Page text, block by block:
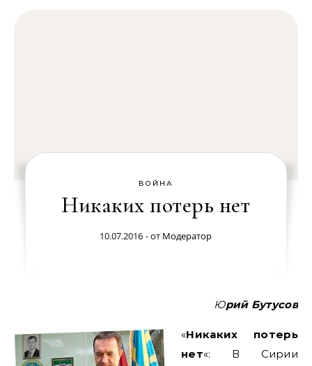
ВОЙНА
Никаких потерь нет
10.07.2016 - от Модератор
Юрий Бутусов
«Никаких потерь
нет«: В Сирии